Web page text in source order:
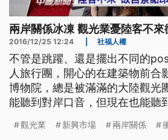
兩岸關係冰凍 觀光業憂陸客不來
2016/12/25 12:24 社福人權
不管是跳躍、還是擺出不同的
人旅行團，開心的在建築物前合
博物院，總是被滿滿的大陸觀光
能聽到對岸口音，但現在也能聽
很棒的國家 各方面都很好 ==印
觀光業 新興市場 兩岸關係